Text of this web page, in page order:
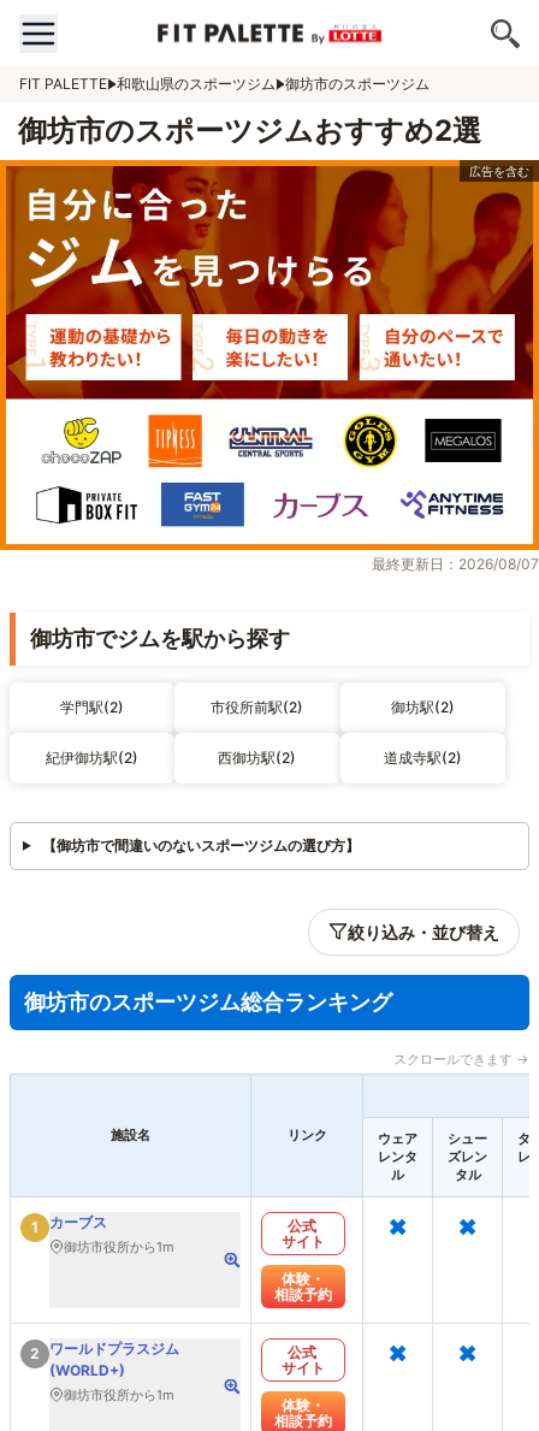
FIT PALETTE 和歌山県のスポーツジム 御坊市のスポーツジム
御坊市のスポーツジムおすすめ2選
最終更新日：2026/08/07
御坊市でジムを駅から探す
学門駅(2) 市役所前駅(2) 御坊駅(2)
紀伊御坊駅(2) 西御坊駅(2) 道成寺駅(2)
【御坊市で間違いのないスポーツジムの選び方】
絞り込み・並び替え
御坊市のスポーツジム総合ランキング
スクロールできます →
施設名 リンク
ウェア
レンタ
ル
シュー
ズレン
タル
タ
レ
1 カーブス
御坊市役所から1m
公式
サイト
体験・
相談予約
× ×
2
ワールドプラスジム
(WORLD+)
御坊市役所から1m
公式
サイト
体験・
相談予約
× ×